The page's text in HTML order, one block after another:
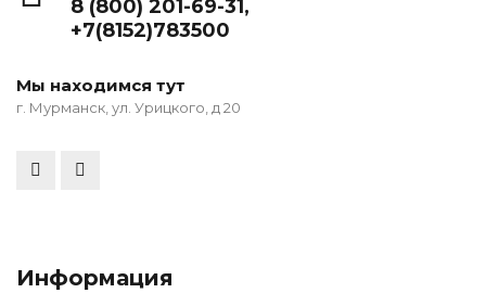
8 (800) 201-69-31,
+7(8152)783500
Мы находимся тут
г. Мурманск, ул. Урицкого, д 20
Информация